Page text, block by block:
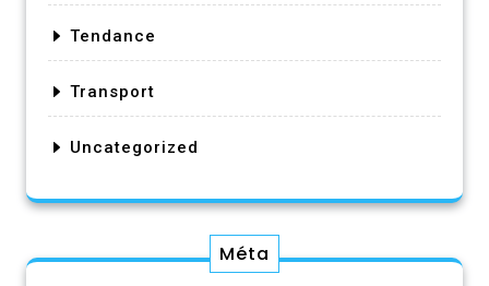
Tendance
Transport
Uncategorized
Méta